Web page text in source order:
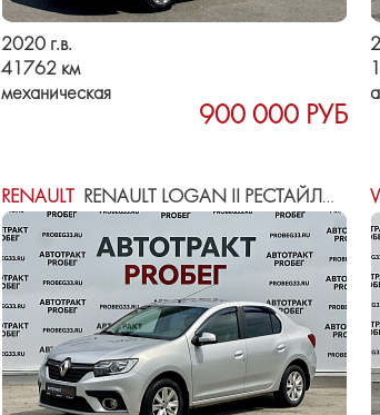
2020 г.в.
41762 км
механическая
900 000 РУБ
RENAULT RENAULT LOGAN II РЕСТАЙЛИНГ